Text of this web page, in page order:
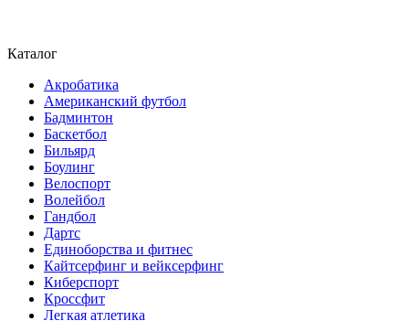
Каталог
Акробатика
Американский футбол
Бадминтон
Баскетбол
Бильярд
Боулинг
Велоспорт
Волейбол
Гандбол
Дартс
Единоборства и фитнес
Кайтсерфинг и вейксерфинг
Киберспорт
Кроссфит
Легкая атлетика